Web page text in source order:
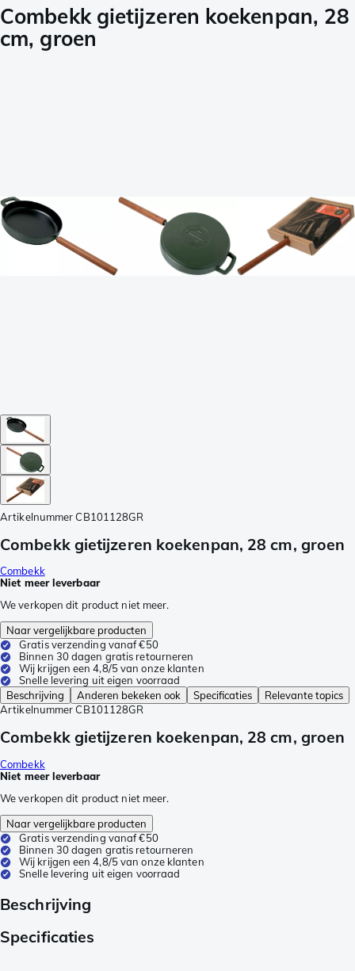
Combekk gietijzeren koekenpan, 28
cm, groen
Artikelnummer CB101128GR
Combekk gietijzeren koekenpan, 28 cm, groen
Combekk
Niet meer leverbaar
We verkopen dit product niet meer.
Naar vergelijkbare producten
Gratis verzending vanaf €50
Binnen 30 dagen gratis retourneren
Wij krijgen een 4,8/5 van onze klanten
Snelle levering uit eigen voorraad
Beschrijving
Anderen bekeken ook Specificaties
Relevante topics
Artikelnummer CB101128GR
Combekk gietijzeren koekenpan, 28 cm, groen
Combekk
Niet meer leverbaar
We verkopen dit product niet meer.
Naar vergelijkbare producten
Gratis verzending vanaf €50
Binnen 30 dagen gratis retourneren
Wij krijgen een 4,8/5 van onze klanten
Snelle levering uit eigen voorraad
Beschrijving
Specificaties